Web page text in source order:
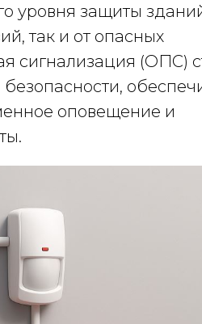
уровня защиты
так и от опасных
сигнализация (ОПС)
оповещение и